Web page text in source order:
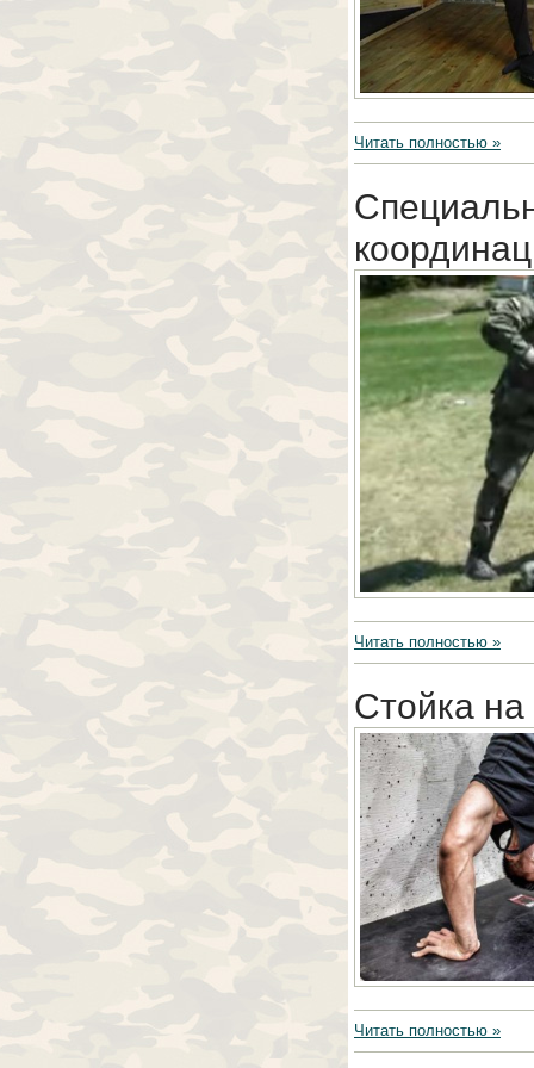
Читать полностью »
Читать полностью »
Стойка на
Читать полностью »